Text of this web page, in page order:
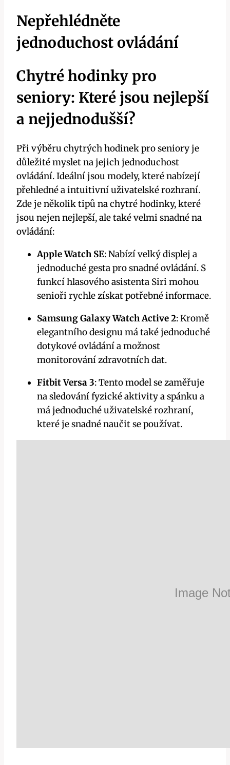
Nepřehlédněte
jednoduchost ovládání
Chytré hodinky pro
seniory: Které jsou nejlepší
a nejjednodušší?
Při výběru chytrých hodinek pro seniory je
důležité myslet na jejich jednoduchost
ovládání. Ideální jsou modely, které nabízejí
přehledné a intuitivní uživatelské rozhraní.
Zde je několik tipů na chytré hodinky, které
jsou nejen nejlepší, ale také velmi snadné na
ovládání:
Apple Watch SE: Nabízí velký displej a
jednoduché gesta pro snadné ovládání. S
funkcí hlasového asistenta Siri mohou
senioři rychle získat potřebné informace.
Samsung Galaxy Watch Active 2: Kromě
elegantního designu má také jednoduché
dotykové ovládání a možnost
monitorování zdravotních dat.
Fitbit Versa 3: Tento model se zaměřuje
na sledování fyzické aktivity a spánku a
má jednoduché uživatelské rozhraní,
které je snadné naučit se používat.